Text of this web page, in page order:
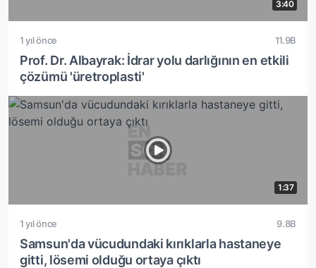
3:40
1 yıl önce 11.9B
Prof. Dr. Albayrak: İdrar yolu darlığının en etkili
çözümü 'üretroplasti'
1:37
1 yıl önce 9.8B
Samsun'da vücudundaki kırıklarla hastaneye
gitti, lösemi olduğu ortaya çıktı